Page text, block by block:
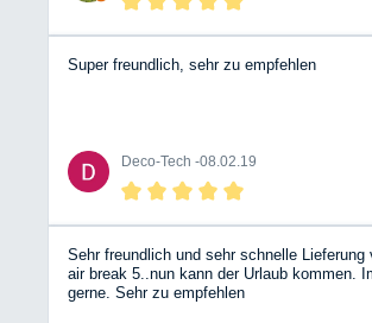
Super freundlich, sehr zu empfehlen
Deco-Tech -08.02.19
Sehr freundlich und sehr schnelle Lieferung
air break 5..nun kann der Urlaub kommen.
gerne. Sehr zu empfehlen